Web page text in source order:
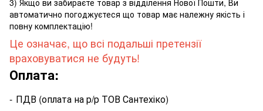
3) Якщо ви забираєте товар з відділення Нової Пошти, Ви
автоматично погоджуєтеся що товар має належну якість і
повну комплектацію!
Це означає, що всі подальші претензії
враховуватися не будуть!
Оплата:
- ПДВ (оплата на р/р ТОВ Сантехіко)